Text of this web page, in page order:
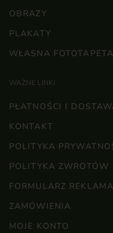
OBRAZY
PLAKATY
WŁASNA FOTOTAPETA
WAŻNE LINKI
PŁATNOŚCI I
KONTAKT
POLITYKA
POLITYKA ZWROTÓW
FORMULARZ
ZAMÓWIENIA
MOJE KONTO